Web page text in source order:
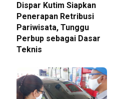
Dispar Kutim Siapkan
Penerapan Retribusi
Pariwisata, Tunggu
Perbup sebagai Dasar
Teknis